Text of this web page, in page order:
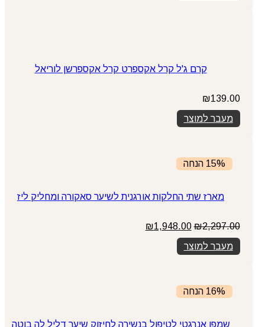
קרם ג'ל קרל אקספרט קרל אקספרשן לוריאל
₪139.00
מעבר למוצר
15% הנחה
מארז שתי החלקות אורגנית לשיער סאקורה ומחליק ליז
₪2,297.00
המחיר
המקורי
היה:
₪2,297.00.
₪1,948.00
מעבר למוצר
16% הנחה
שמפו אנרגטי לטיפול בנשירה לחיזוק שיער דליל לה בוטה